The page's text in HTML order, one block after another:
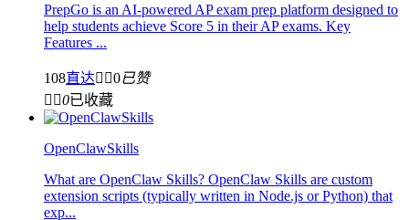
PrepGo is an AI-powered AP exam prep platform designed to
help students achieve Score 5 in their AP exams. Key
Features ...
108直达 0已赞
 0已收藏
OpenClawSkills
What are OpenClaw Skills? OpenClaw Skills are custom
extension scripts (typically written in Node.js or Python) that
exp...